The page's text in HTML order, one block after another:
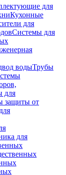
для
Кухонные
для
Системы для
водыТрубы
для
защиты от
для